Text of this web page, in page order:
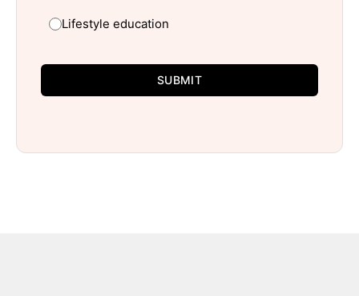
Lifestyle education
SUBMIT